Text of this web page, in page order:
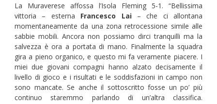
La Muraverese affossa l’Isola Fleming 5-1. “Bellissima
vittoria – esterna Francesco Lai– che ci allontana
momentaneamente da una zona retrocessione simile alle
sabbie mobili. Ancora non possiamo dirci tranquilli ma la
salvezza è ora a portata di mano. Finalmente la squadra
gira a pieno organico, e questo mi fa veramente piacere. I
miei due giovani compagni hanno alzato decisamente il
livello di gioco e i risultati e le soddisfazioni in campo non
sono mancate. Se anche il sottoscritto fosse un po’ più
continuo staremmo parlando di un’altra classifica.